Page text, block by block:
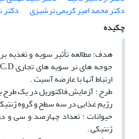
دکتر محمد امیر کریمی ترشیزی
چکیده
هدف: مطالعه تأثیر سویه و تغذیه
ارتباط آنها با عارضه آسیت .
طرح : آزمایش فاکتوریل در یک طرح
رژیم غذایی در سه سطح و گروه
حیوانات : تعداد چهارصد و سی و
ژنتیکی .